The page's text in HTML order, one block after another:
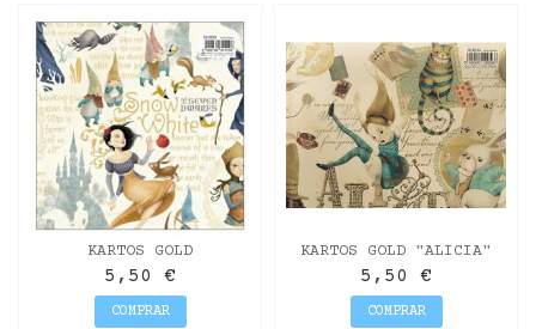
KARTOS GOLD
"BLANCANIEVES" 70X100CM
5,50 €
COMPRAR
KARTOS GOLD "ALICIA"
70X100CM
5,50 €
COMPRAR